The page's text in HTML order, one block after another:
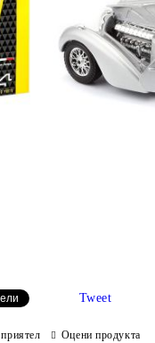
Tweet
Оцени продукта